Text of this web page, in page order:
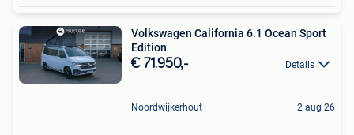
Volkswagen California 6.1 Ocean Sport
Edition
€ 71.950,- Details
Noordwijkerhout 2 aug 26